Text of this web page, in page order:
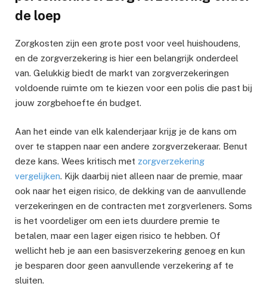
de loep
Zorgkosten zijn een grote post voor veel huishoudens,
en de zorgverzekering is hier een belangrijk onderdeel
van. Gelukkig biedt de markt van zorgverzekeringen
voldoende ruimte om te kiezen voor een polis die past bij
jouw zorgbehoefte én budget.
Aan het einde van elk kalenderjaar krijg je de kans om
over te stappen naar een andere zorgverzekeraar. Benut
deze kans. Wees kritisch met zorgverzekering
vergelijken. Kijk daarbij niet alleen naar de premie, maar
ook naar het eigen risico, de dekking van de aanvullende
verzekeringen en de contracten met zorgverleners. Soms
is het voordeliger om een iets duurdere premie te
betalen, maar een lager eigen risico te hebben. Of
wellicht heb je aan een basisverzekering genoeg en kun
je besparen door geen aanvullende verzekering af te
sluiten.